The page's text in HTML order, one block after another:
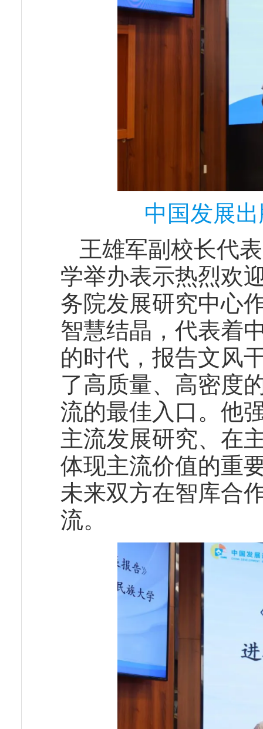
中国发展
王雄军副校长代
学举办表示热烈欢
务院发展研究中心
智慧结晶，代表着
的时代，报告文风
了高质量、高密度
流的最佳入口。他
主流发展研究、在
体现主流价值的重
未来双方在智库合
流。